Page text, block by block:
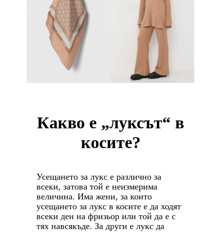
Какво е „луксът“ в
косите?
Усещането за лукс е различно за
всеки, затова той е неизмерима
величина. Има жени, за които
усещането за лукс в косите е да ходят
всеки ден на фризьор или той да е с
тях навсякъде. За други е лукс да